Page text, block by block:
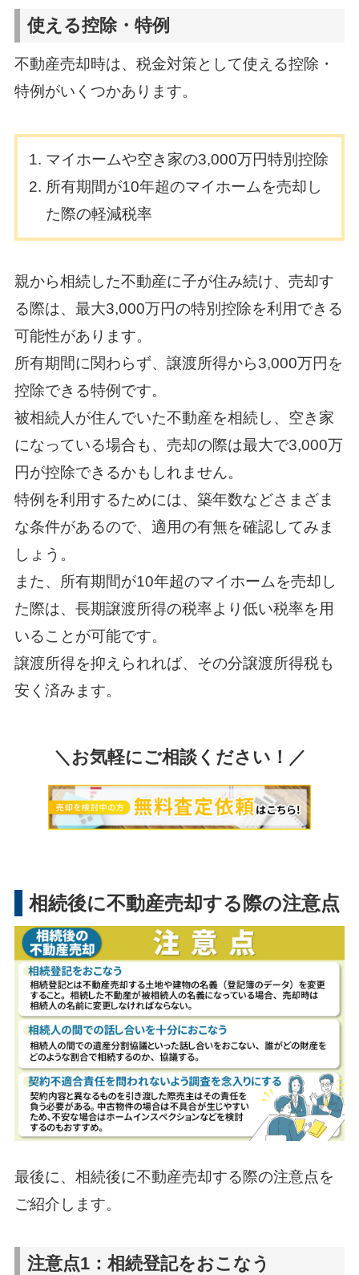
使える控除・特例
不動産売却時は、税金対策として使える控除・
特例がいくつかあります。
マイホームや空き家の3,000万円特別控除
所有期間が10年超のマイホームを売却し
た際の軽減税率
親から相続した不動産に子が住み続け、売却す
る際は、最大3,000万円の特別控除を利用できる
可能性があります。
所有期間に関わらず、譲渡所得から3,000万円を
控除できる特例です。
被相続人が住んでいた不動産を相続し、空き家
になっている場合も、売却の際は最大で3,000万
円が控除できるかもしれません。
特例を利用するためには、築年数などさまざま
な条件があるので、適用の有無を確認してみま
しょう。
また、所有期間が10年超のマイホームを売却し
た際は、長期譲渡所得の税率より低い税率を用
いることが可能です。
譲渡所得を抑えられれば、その分譲渡所得税も
安く済みます。
＼お気軽にご相談ください！／
相続後に不動産売却する際の注意点
最後に、相続後に不動産売却する際の注意点を
ご紹介します。
注意点1：相続登記をおこなう